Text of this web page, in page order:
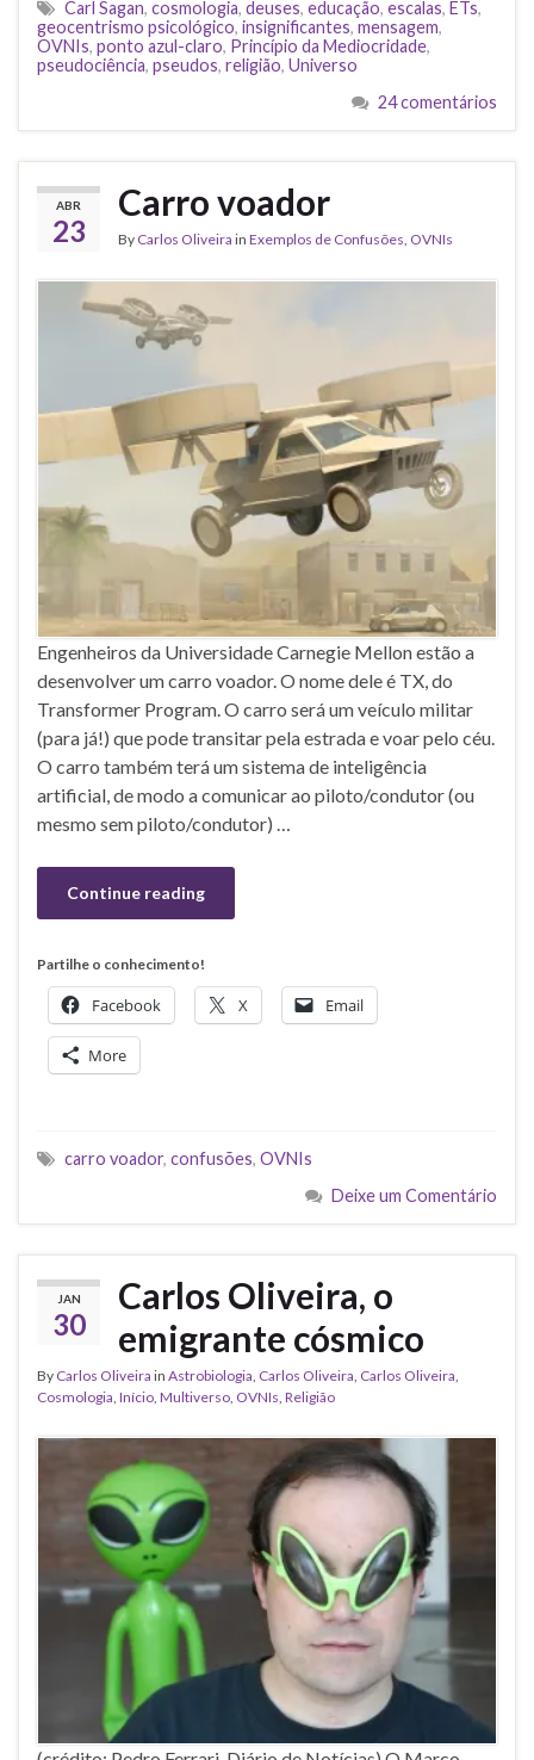
Carl Sagan, cosmologia, deuses, educação, escalas, ETs,
geocentrismo psicológico, insignificantes, mensagem,
OVNIs, ponto azul-claro, Princípio da Mediocridade,
pseudociência, pseudos, religião, Universo
24 comentários
ABR
23
Carro voador
By Carlos Oliveira in Exemplos de Confusões OVNIs
Engenheiros da Universidade Carnegie Mellon estão a
desenvolver um carro voador. O nome dele é TX, do
Transformer Program. O carro será um veículo militar
(para já!) que pode transitar pela estrada e voar pelo céu.
O carro também terá um sistema de inteligência
artificial, de modo a comunicar ao piloto/condutor (ou
mesmo sem piloto/condutor) …
Continue reading
Partilhe o conhecimento!
Facebook X Email
More
carro voador, confusões, OVNIs
Deixe um Comentário
JAN
30
Carlos Oliveira, o
emigrante cósmico
By Carlos Oliveira in Astrobiologia Carlos Oliveira Carlos Oliveira
Cosmologia Início Multiverso OVNIs Religião